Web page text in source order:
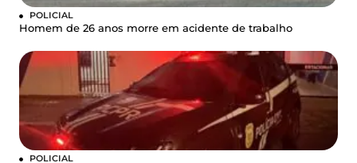
POLICIAL
Homem de 26 anos morre em acidente de trabalho
POLICIAL